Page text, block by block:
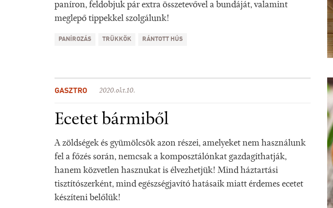
paníron, feldobjuk pár extra összetevővel a bundáját, valamint
meglepő tippekkel szolgálunk!
PANÍROZÁS TRÜKKÖK RÁNTOTT HÚS
GASZTRO 2020.okt.10.
Ecetet bármiből
A zöldségek és gyümölcsök azon részei, amelyeket nem használunk
fel a főzés során, nemcsak a komposztálónkat gazdagíthatják,
hanem közvetlen hasznukat is élvezhetjük! Mind háztartási
tisztítószerként, mind egészségjavító hatásaik miatt érdemes ecetet
készíteni belőlük!